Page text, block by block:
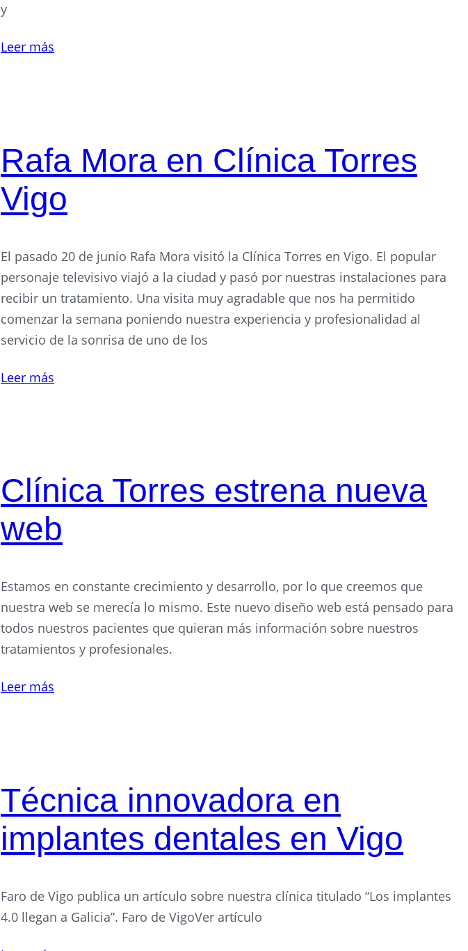
y
Leer más
Rafa Mora en Clínica Torres
Vigo
El pasado 20 de junio Rafa Mora visitó la Clínica Torres en Vigo. El popular
personaje televisivo viajó a la ciudad y pasó por nuestras instalaciones para
recibir un tratamiento. Una visita muy agradable que nos ha permitido
comenzar la semana poniendo nuestra experiencia y profesionalidad al
servicio de la sonrisa de uno de los
Leer más
Clínica Torres estrena nueva
web
Estamos en constante crecimiento y desarrollo, por lo que creemos que
nuestra web se merecía lo mismo. Este nuevo diseño web está pensado para
todos nuestros pacientes que quieran más información sobre nuestros
tratamientos y profesionales.
Leer más
Técnica innovadora en
implantes dentales en Vigo
Faro de Vigo publica un artículo sobre nuestra clínica titulado “Los implantes
4.0 llegan a Galicia”. Faro de VigoVer artículo